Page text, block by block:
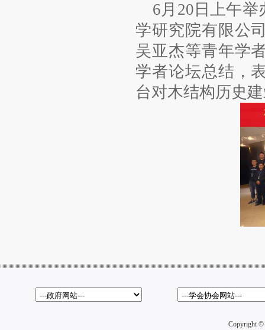
6月20日上午举
学研究院有限公
吴亚杰等青年学
学者论坛总结，
台对木结构历史
Copyright ©